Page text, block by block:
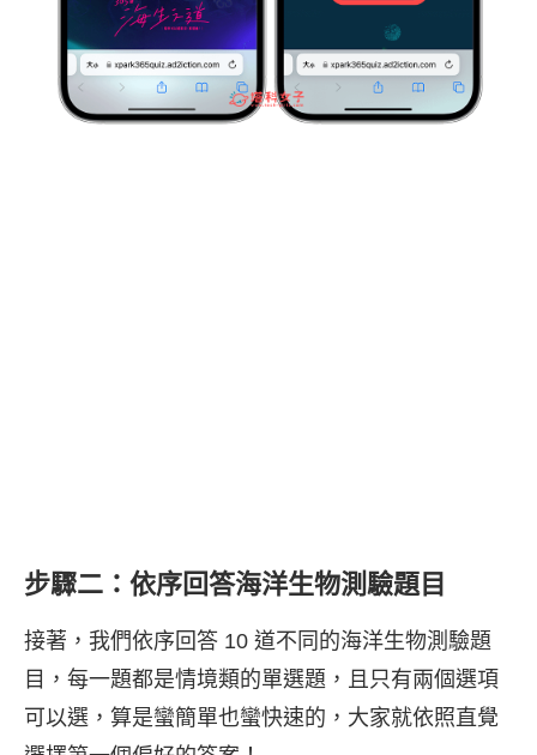
步驟二：依序回答海洋生物測驗題目
接著，我們依序回答 10 道不同的海洋生物測驗題
目，每一題都是情境類的單選題，且只有兩個選項
可以選，算是蠻簡單也蠻快速的，大家就依照直覺